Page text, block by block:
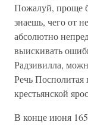
Пожалуй, проще
знаешь, чего от
абсолютно
выискивать
Радзивилла,
Речь Посполитая
крестьянской
В конце июня